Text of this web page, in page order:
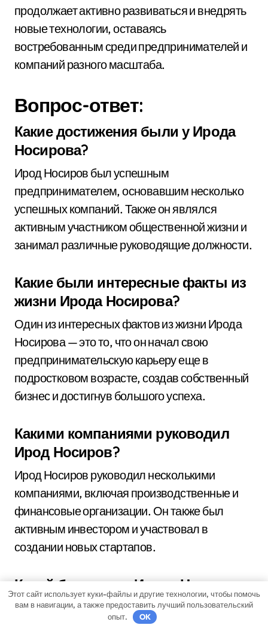
продолжает активно развиваться и внедрять
новые технологии, оставаясь
востребованным среди предпринимателей и
компаний разного масштаба.
Вопрос-ответ:
Какие достижения были у Ирода
Носирова?
Ирод Носиров был успешным
предпринимателем, основавшим несколько
успешных компаний. Также он являлся
активным участником общественной жизни и
занимал различные руководящие должности.
Какие были интересные факты из
жизни Ирода Носирова?
Один из интересных фактов из жизни Ирода
Носирова — это то, что он начал свою
предпринимательскую карьеру еще в
подростковом возрасте, создав собственный
бизнес и достигнув большого успеха.
Какими компаниями руководил
Ирод Носиров?
Ирод Носиров руководил несколькими
компаниями, включая производственные и
финансовые организации. Он также был
активным инвестором и участвовал в
создании новых стартапов.
Какой была роль Ирода Носирова
в общественной жизни?
Ирод Носиров активно участвовал в
Этот сайт использует куки-файлы и другие технологии, чтобы помочь
вам в навигации, а также предоставить лучший пользовательский
опыт.
OK